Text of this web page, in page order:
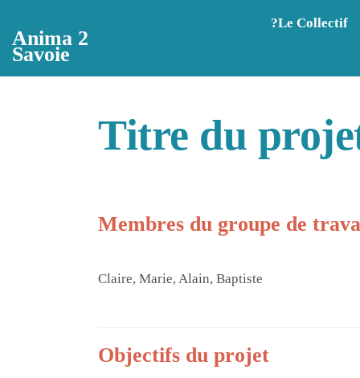
Anima 2
Savoie
?️Le Collectif
Titre du
Membres du groupe de
Claire, Marie, Alain, Baptiste
Objectifs du projet